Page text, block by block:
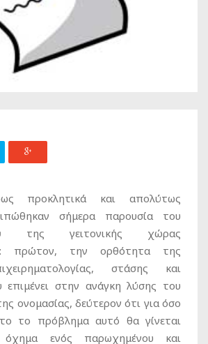
προκλητικά και απολύτως
σήμερα παρουσία του
της γειτονικής χώρας
πρώτον, την ορθότητα της
στάσης και
επιμένει στην ανάγκη λύσης του
ονομασίας, δεύτερον ότι για όσο
το πρόβλημα αυτό θα γίνεται
όχημα ενός παρωχημένου και